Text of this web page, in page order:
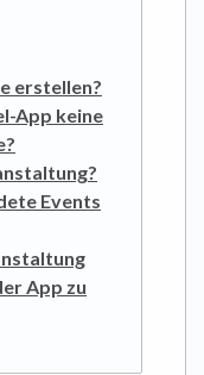
erstellen?
App keine
Events
App zu